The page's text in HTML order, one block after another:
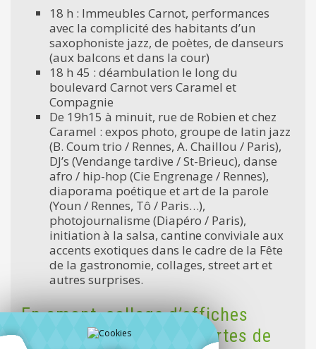
18 h : Immeubles Carnot, performances
avec la complicité des habitants d’un
saxophoniste jazz, de poètes, de danseurs
(aux balcons et dans la cour)
18 h 45 : déambulation le long du
boulevard Carnot vers Caramel et
Compagnie
De 19h15 à minuit, rue de Robien et chez
Caramel : expos photo, groupe de latin jazz
(B. Coum trio / Rennes, A. Chaillou / Paris),
DJ’s (Vendange tardive / St-Brieuc), danse
afro / hip-hop (Cie Engrenage / Rennes),
diaporama poétique et art de la parole
(Youn / Rennes, Tô / Paris…),
photojournalisme (Diapéro / Paris),
initiation à la salsa, cantine conviviale aux
accents exotiques dans le cadre de la Fête
de la gastronomie, collages, street art et
autres surprises.
En amont, collage d’affiches
photo sur les murs et portes de